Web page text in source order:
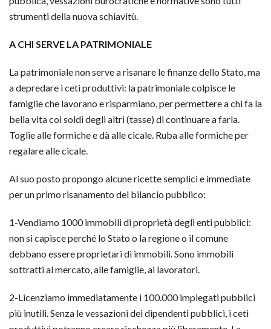
strumenti della nuova schiavitù.
A CHI SERVE LA PATRIMONIALE
La patrimoniale non serve a risanare le finanze dello Stato, ma
a depredare i ceti produttivi: la patrimoniale colpisce le
famiglie che lavorano e risparmiano, per permettere a chi fa la
bella vita coi soldi degli altri (tasse) di continuare a farla.
Toglie alle formiche e dà alle cicale. Ruba alle formiche per
regalare alle cicale.
Al suo posto propongo alcune ricette semplici e immediate
per un primo risanamento del bilancio pubblico:
1-Vendiamo 1000 immobili di proprietà degli enti pubblici:
non si capisce perché lo Stato o la regione o il comune
debbano essere proprietari di immobili. Sono immobili
sottratti al mercato, alle famiglie, ai lavoratori.
2-Licenziamo immediatamente i 100.000 impiegati pubblici
più inutili. Senza le vessazioni dei dipendenti pubblici, i ceti